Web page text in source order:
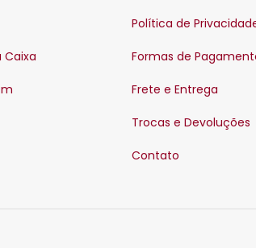
Caixa
Política de
Formas de
Frete e Entrega
Trocas e Devoluções
Contato